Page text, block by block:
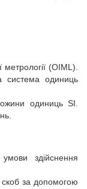
(OIML).
система одиниць
одиниць SI.
здійснення
скоб за допомогою